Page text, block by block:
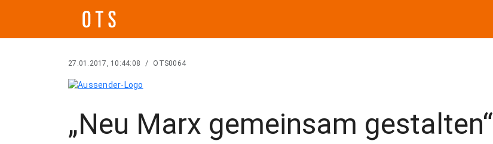
27.01.2017, 10:44:08 / OTS0064
„Neu Marx gemeinsam gestalten“